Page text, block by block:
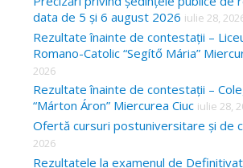
data de 5 și 6 august 2026 iulie 28,
Rezultate înainte de contestații –
Romano-Catolic “Segítő Mária”
2026
Rezultate înainte de contestații –
“Márton Áron” Miercurea Ciuc iulie 28,
Ofertă cursuri postuniversitare și de
2026
Rezultatele la examenul de